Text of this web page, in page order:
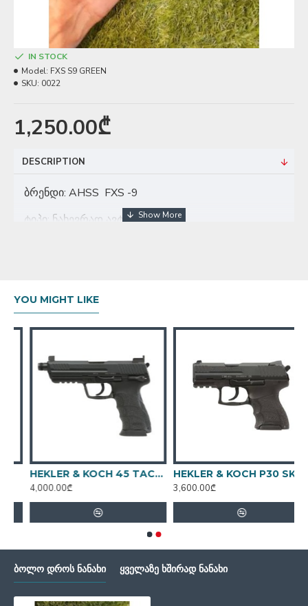
1,250.00₾
IN STOCK
Model: FXS S9 GREEN
SKU: 0022
DESCRIPTION
ბრენდი: AHSS FXS -9
ტიპი: ნახევრად ავტომატური
მწარმოებელი:თურქეთი
მჭიდი 2
YOU MIGHT LIKE
HEKLER & KOCH 45 TACTICAL V1 BLACK
4,000.00₾
HEKLER & KOCH P30 SK V3
3,600.00₾
ᲑᲝᲚᲝ ᲓᲠᲝᲡ ᲜᲐᲜᲐᲮᲘ ᲧᲕᲔᲚᲐᲖᲔ ᲮᲨᲘᲠᲐᲓ ᲜᲐᲜᲐᲮᲘ